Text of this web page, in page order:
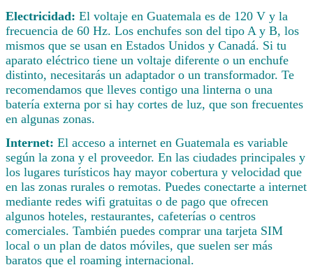
Electricidad: El voltaje en Guatemala es de 120 V y la
frecuencia de 60 Hz. Los enchufes son del tipo A y B, los
mismos que se usan en Estados Unidos y Canadá. Si tu
aparato eléctrico tiene un voltaje diferente o un enchufe
distinto, necesitarás un adaptador o un transformador. Te
recomendamos que lleves contigo una linterna o una
batería externa por si hay cortes de luz, que son frecuentes
en algunas zonas.
Internet: El acceso a internet en Guatemala es variable
según la zona y el proveedor. En las ciudades principales y
los lugares turísticos hay mayor cobertura y velocidad que
en las zonas rurales o remotas. Puedes conectarte a internet
mediante redes wifi gratuitas o de pago que ofrecen
algunos hoteles, restaurantes, cafeterías o centros
comerciales. También puedes comprar una tarjeta SIM
local o un plan de datos móviles, que suelen ser más
baratos que el roaming internacional.